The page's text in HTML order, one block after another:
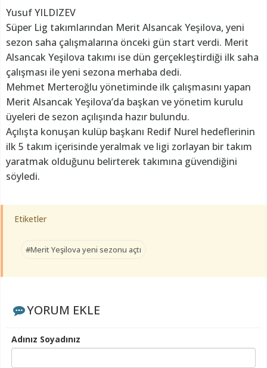
Yusuf YILDIZEV
Süper Lig takımlarından Merit Alsancak Yeşilova, yeni
sezon saha çalışmalarına önceki gün start verdi. Merit
Alsancak Yeşilova takımı ise dün gerçekleştirdiği ilk saha
çalışması ile yeni sezona merhaba dedi.
Mehmet Merteroğlu yönetiminde ilk çalışmasını yapan
Merit Alsancak Yeşilova’da başkan ve yönetim kurulu
üyeleri de sezon açılışında hazır bulundu.
Açılışta konuşan kulüp başkanı Redif Nurel hedeflerinin
ilk 5 takım içerisinde yeralmak ve ligi zorlayan bir takım
yaratmak olduğunu belirterek takımına güvendiğini
söyledi.
Etiketler
#Merit Yeşilova yeni sezonu açtı
YORUM EKLE
Adınız Soyadınız